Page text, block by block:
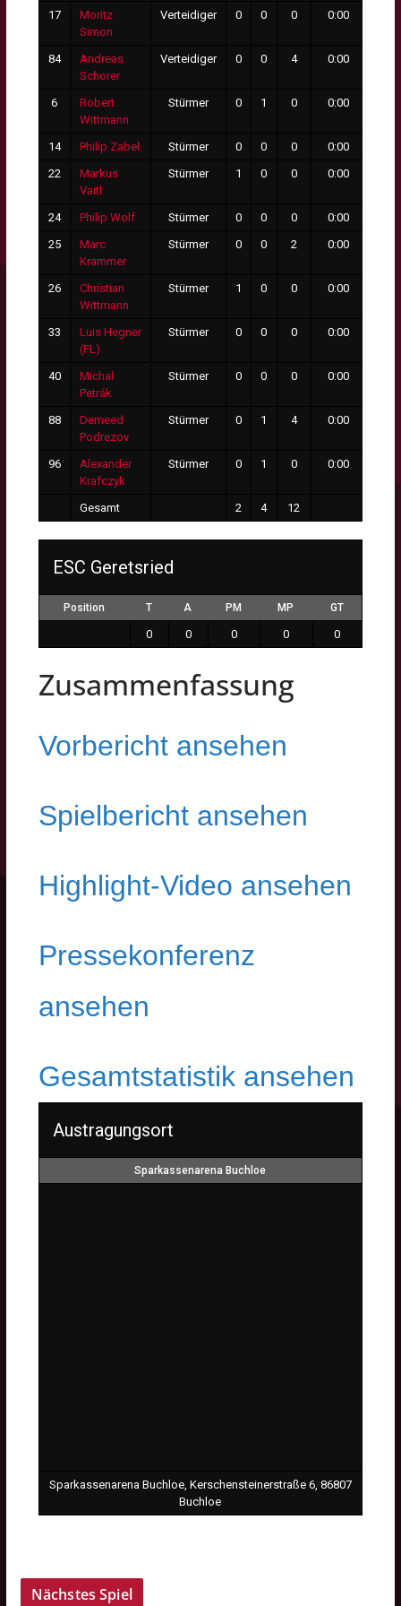
17
Moritz
Simon
Verteidiger 0 0 0 0:00
84
Andreas
Schorer
Verteidiger 0 0 4 0:00
6
Robert
Wittmann
Stürmer 0 1 0 0:00
14 Philip Zabel Stürmer 0 0 0 0:00
22
Markus
Vaitl
Stürmer 1 0 0 0:00
24 Philip Wolf Stürmer 0 0 0 0:00
25
Marc
Krammer
Stürmer 0 0 2 0:00
26
Christian
Wittmann
Stürmer 1 0 0 0:00
33
Luis Hegner
(FL)
Stürmer 0 0 0 0:00
40
Michal
Petrák
Stürmer 0 0 0 0:00
88
Demeed
Podrezov
Stürmer 0 1 4 0:00
96
Alexander
Krafczyk
Stürmer 0 1 0 0:00
Gesamt 2 4 12
ESC Geretsried
Position T A PM MP GT
0 0 0 0 0
Zusammenfassung
Vorbericht ansehen
Spielbericht ansehen
Highlight-Video ansehen
Pressekonferenz
ansehen
Gesamtstatistik ansehen
Austragungsort
Sparkassenarena Buchloe
Sparkassenarena Buchloe, Kerschensteinerstraße 6, 86807
Buchloe
Nächstes Spiel